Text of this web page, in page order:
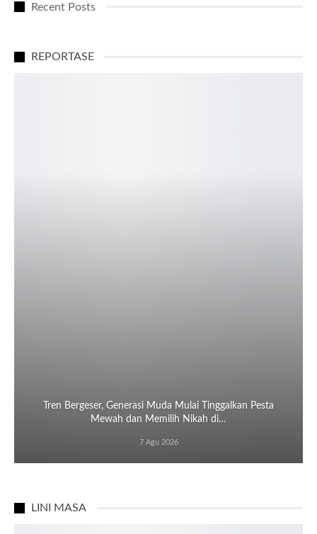
Recent Posts
REPORTASE
Tren Bergeser, Generasi Muda Mulai Tinggalkan Pesta
Mewah dan Memilih Nikah di…
7 Agu 2026
LINI MASA